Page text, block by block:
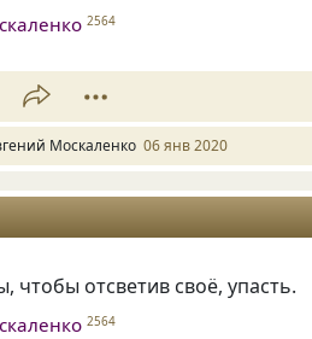
2564
Москаленко 06 янв 2020
чтобы отсветив своё, упасть.
2564